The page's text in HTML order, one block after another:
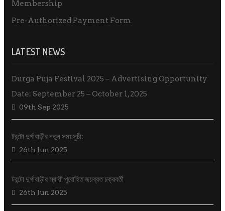
Membership
Pre-Authorized Payment Form
LATEST NEWS
Durga Puja Festival 2025 – Advertising Opportunity
Date: September 25 – October 1, 2025
09th Sep 2025
টরন্টো দুর্গাবাড়ীর নতুন সময়সুচী:
26th Jun 2025
টরন্টো দুর্গাবাড়ীর স্থায়ী পুরোহিত জয়ব্রত চক্রবর্তী
26th Jun 2025